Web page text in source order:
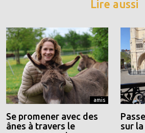
Lire aussi
amis
Se promener avec des
ânes à travers le
sur